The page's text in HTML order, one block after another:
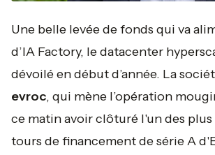
Une belle levée de fonds qui va
d’IA Factory, le datacenter
dévoilé en début d’année. La
evroc, qui mène l’opération
ce matin avoir clôturé l'un des
tours de financement de série A